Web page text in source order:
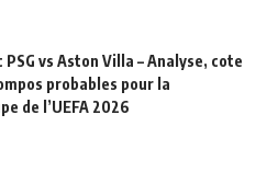
vs Aston Villa – Analyse, cote
probables pour la
de l’UEFA 2026